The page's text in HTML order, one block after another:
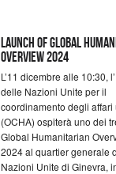
Launch of Global
Overview 2024
L’11 dicembre alle 10:30,
delle Nazioni Unite per il
coordinamento degli affari
(OCHA) ospiterà uno dei
Global Humanitarian
2024 al quartier generale
Nazioni Unite di Ginevra,